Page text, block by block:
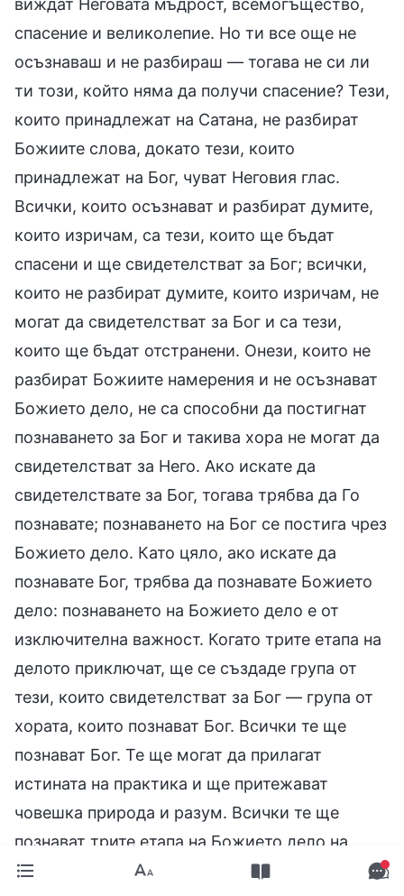
спасение и великолепие. Но ти все още не
осъзнаваш и не разбираш — тогава не си ли
ти този, който няма да получи спасение? Тези,
които принадлежат на Сатана, не разбират
Божиите слова, докато тези, които
принадлежат на Бог, чуват Неговия глас.
Всички, които осъзнават и разбират думите,
които изричам, са тези, които ще бъдат
спасени и ще свидетелстват за Бог; всички,
които не разбират думите, които изричам, не
могат да свидетелстват за Бог и са тези,
които ще бъдат отстранени. Онези, които не
разбират Божиите намерения и не осъзнават
Божието дело, не са способни да постигнат
познаването за Бог и такива хора не могат да
свидетелстват за Него. Ако искате да
свидетелствате за Бог, тогава трябва да Го
познавате; познаването на Бог се постига чрез
Божието дело. Като цяло, ако искате да
познавате Бог, трябва да познавате Божието
дело: познаването на Божието дело е от
изключителна важност. Когато трите етапа на
делото приключат, ще се създаде група от
тези, които свидетелстват за Бог — група от
хората, които познават Бог. Всички те ще
познават Бог. Те ще могат да прилагат
истината на практика и ще притежават
човешка природа и разум. Всички те ще
познават трите етапа на Божието дело на
спасението. Това е делото, което ще бъде